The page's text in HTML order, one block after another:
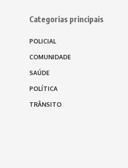
Categorias principais
POLICIAL
COMUNIDADE
SAÚDE
POLÍTICA
TRÂNSITO